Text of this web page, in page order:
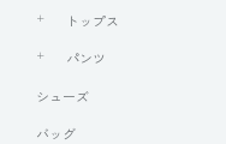
トップス
パンツ
シューズ
バッグ